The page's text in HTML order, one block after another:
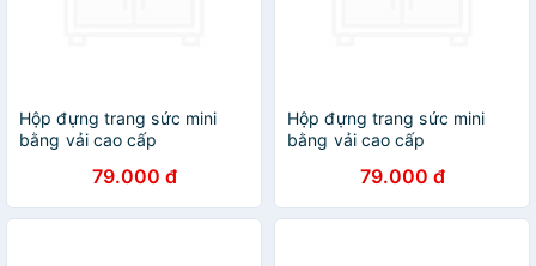
Hộp đựng trang sức mini
bằng vải cao cấp
79.000 đ
Hộp đựng trang sức mini
bằng vải cao cấp
79.000 đ